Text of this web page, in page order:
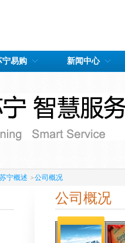
宁易购 新闻中心
苏宁概述 >公司概况
公司概况